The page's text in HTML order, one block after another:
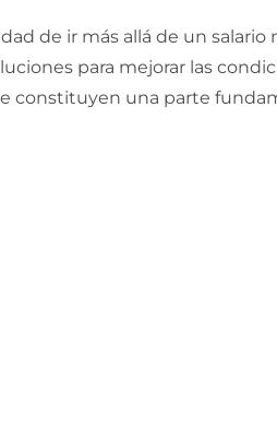
de ir más allá de un salario
para mejorar las
constituyen una parte